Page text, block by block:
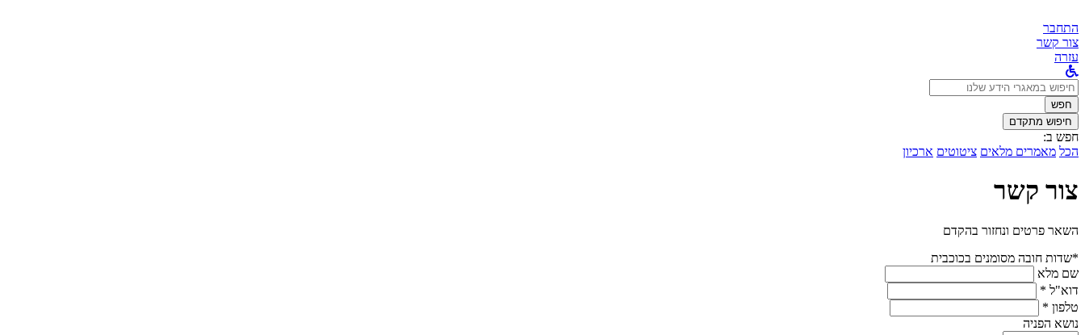
התחבר
צור קשר
עזרה
לחפש
ב:חפש
חיפוש מתקדם
חפש ב:
הכל מאמרים מלאים ציטוטים ארכיון
צור קשר
השאר פרטים ונחזור בהקדם
*שדות חובה מסומנים בכוכבית
שם מלא
דוא"ל *
טלפון *
נושא הפניה